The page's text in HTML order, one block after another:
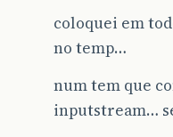
coloquei em
no temp…
num tem que
inputstream…